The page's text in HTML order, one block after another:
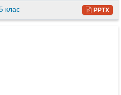
клас PPTX